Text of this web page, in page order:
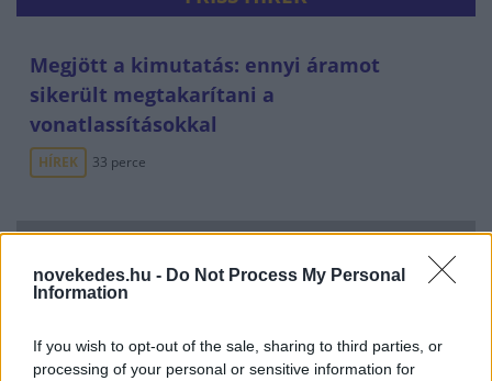
novekedes.hu - Do Not Process My Personal
Information
If you wish to opt-out of the sale, sharing to third parties, or
processing of your personal or sensitive information for
Megjött a kimutatás: ennyi áramot
sikerült megtakarítani a
vonatlassításokkal
HÍREK 33 perce